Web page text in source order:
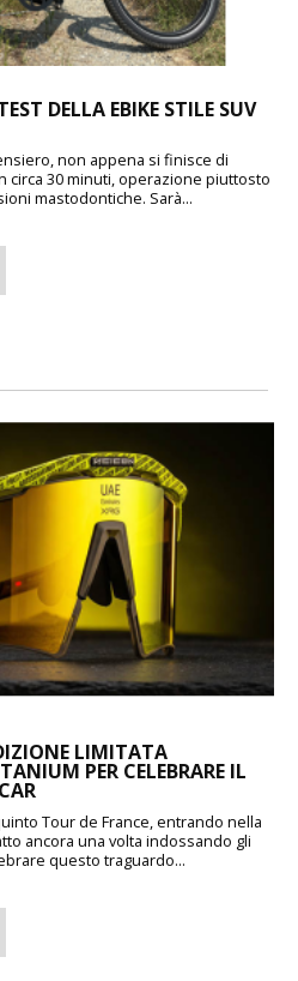
DELLA EBIKE STILE SUV
non appena si finisce di
circa 30 minuti, operazione piuttosto
mastodontiche. Sarà...
LIMITATA
PER CELEBRARE IL
Tour de France, entrando nella
ancora una volta indossando gli
questo traguardo...